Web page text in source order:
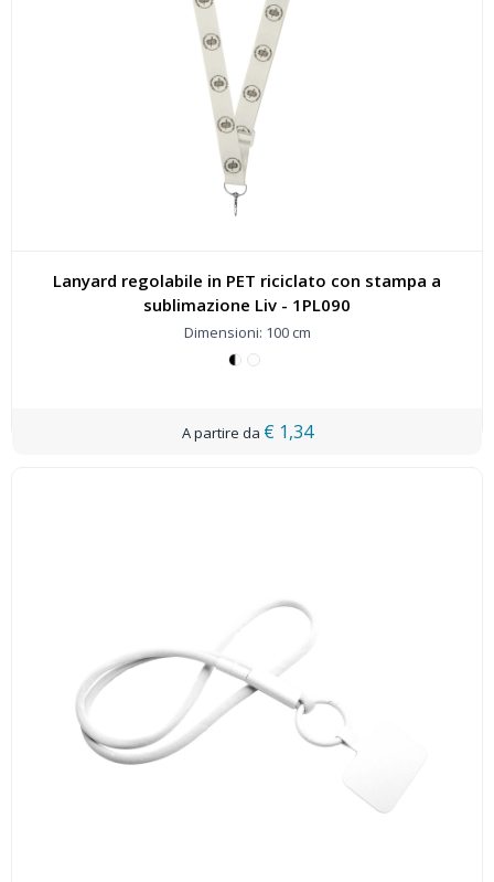
Lanyard regolabile in PET riciclato con stampa a
sublimazione Liv - 1PL090
Dimensioni: 100 cm
€ 1,34